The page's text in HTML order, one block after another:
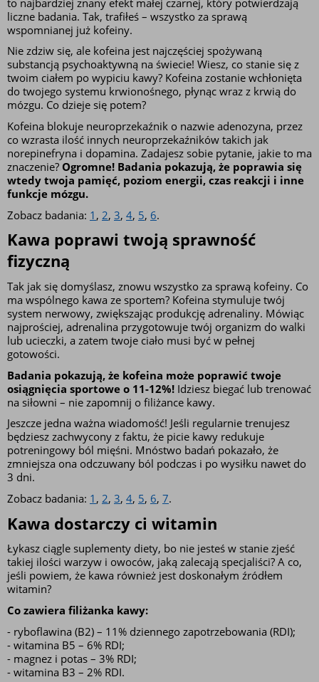
liczne badania. Tak, trafiłeś – wszystko za sprawą
wspomnianej już kofeiny.
Nie zdziw się, ale kofeina jest najczęściej spożywaną
substancją psychoaktywną na świecie! Wiesz, co stanie się z
twoim ciałem po wypiciu kawy? Kofeina zostanie wchłonięta
do twojego systemu krwionośnego, płynąc wraz z krwią do
mózgu. Co dzieje się potem?
Kofeina blokuje neuroprzekaźnik o nazwie adenozyna, przez
co wzrasta ilość innych neuroprzekaźników takich jak
norepinefryna i dopamina. Zadajesz sobie pytanie, jakie to ma
znaczenie? Ogromne! Badania pokazują, że poprawia się
wtedy twoja pamięć, poziom energii, czas reakcji i inne
funkcje mózgu.
Zobacz badania: 1 , 2, 3, 4, 5, 6.
Kawa poprawi twoją sprawność
fizyczną
Tak jak się domyślasz, znowu wszystko za sprawą kofeiny. Co
ma wspólnego kawa ze sportem? Kofeina stymuluje twój
system nerwowy, zwiększając produkcję adrenaliny. Mówiąc
najprościej, adrenalina przygotowuje twój organizm do walki
lub ucieczki, a zatem twoje ciało musi być w pełnej
gotowości.
Badania pokazują, że kofeina może poprawić twoje
osiągnięcia sportowe o 11-12%! Idziesz biegać lub trenować
na siłowni – nie zapomnij o filiżance kawy.
Jeszcze jedna ważna wiadomość! Jeśli regularnie trenujesz
będziesz zachwycony z faktu, że picie kawy redukuje
potreningowy ból mięśni. Mnóstwo badań pokazało, że
zmniejsza ona odczuwany ból podczas i po wysiłku nawet do
3 dni.
Zobacz badania: 1 , 2, 3, 4, 5, 6, 7.
Kawa dostarczy ci witamin
Łykasz ciągle suplementy diety, bo nie jesteś w stanie zjeść
takiej ilości warzyw i owoców, jaką zalecają specjaliści? A co,
jeśli powiem, że kawa również jest doskonałym źródłem
witamin?
Co zawiera filiżanka kawy:
- ryboflawina (B2) – 11% dziennego zapotrzebowania (RDI);
- witamina B5 – 6% RDI;
- magnez i potas – 3% RDI;
- witamina B3 – 2% RDI.